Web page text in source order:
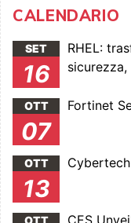
CALENDARIO
SET
16
RHEL:
OTT
07
Fortinet
OTT
13